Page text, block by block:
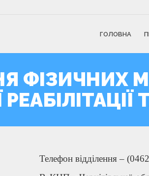
ГОЛОВНА
ФІЗИЧНИХ
Телефон відділення –